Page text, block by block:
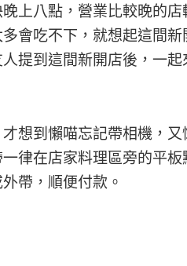
上八點，營業比較晚的
會吃不下，就想起這間
提到這間新開店後，一起
想到懶喵忘記帶相機，
律在店家料理區旁的平
帶，順便付款。